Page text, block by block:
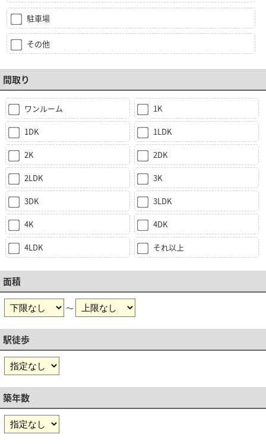
駐車場
その他
間取り
ワンルーム 1K
1DK 1LDK
2K 2DK
2LDK 3K
3DK 3LDK
4K 4DK
4LDK それ以上
面積
～
駅徒歩
築年数